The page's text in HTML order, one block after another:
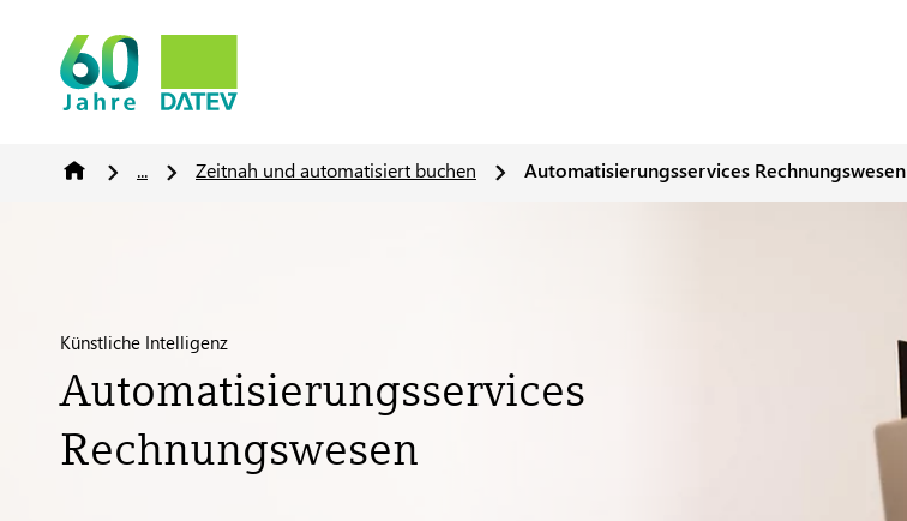
... Zeitnah und automatisiert buchen Automatisierungsservices Rechnungswesen
Künstliche Intelligenz
Automatisierungsservices
Rechnungswesen